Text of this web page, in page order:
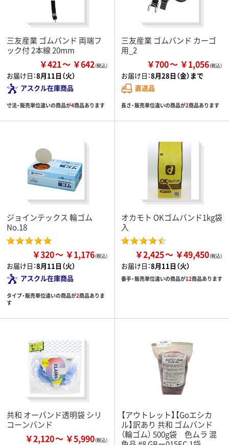
三友産業 ゴムバンド 両端フ
ック付 2本線 20mm
￥421 ￥642
お届け日：8月11日（火）
アスクル在庫商品
寸法・販売単位違いの商品が4商品あります
三友産業 ゴムバンド カーゴ
用_2
￥700 ￥1,056
お届け日：8月28日（金）まで
直送品
長さ・販売単位違いの商品が2商品あります
ジョインテックス 輪ゴム
No.18
￥320 ￥1,176
お届け日：8月11日（火）
アスクル在庫商品
タイプ・販売単位違いの商品が2商品ありま
す
オカモト OKゴムバンド1kg袋
入
￥2,425 ￥49,450
お届け日：8月11日（火）
番手・販売単位違いの商品が12商品あります
共和 オーバンド透明袋 シリ
コーンバンド
￥2,120 ￥5,990
【アウトレット】【Goエシカ
ル】訳あり 共和 ゴムバンド
（輪ゴム） 500g袋 色ムラ 混